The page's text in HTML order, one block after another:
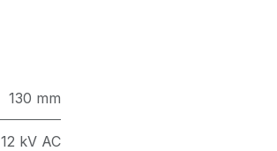
130 mm
12 kV AC